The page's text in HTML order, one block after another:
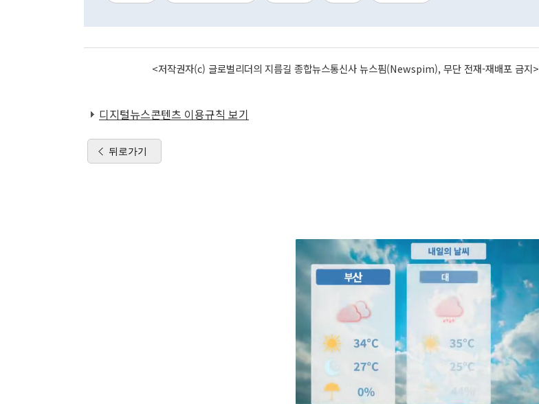
<저작권자(c) 글로벌리더의 지름길 종합뉴스통신사 뉴스핌(Newspim), 무단 전재-재배포 금지>
디지털뉴스콘텐츠 이용규칙 보기
뒤로가기